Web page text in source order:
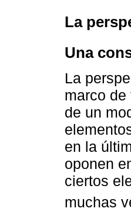
La
Una
La
marco
de un
en la
oponen
ciertos
muchas